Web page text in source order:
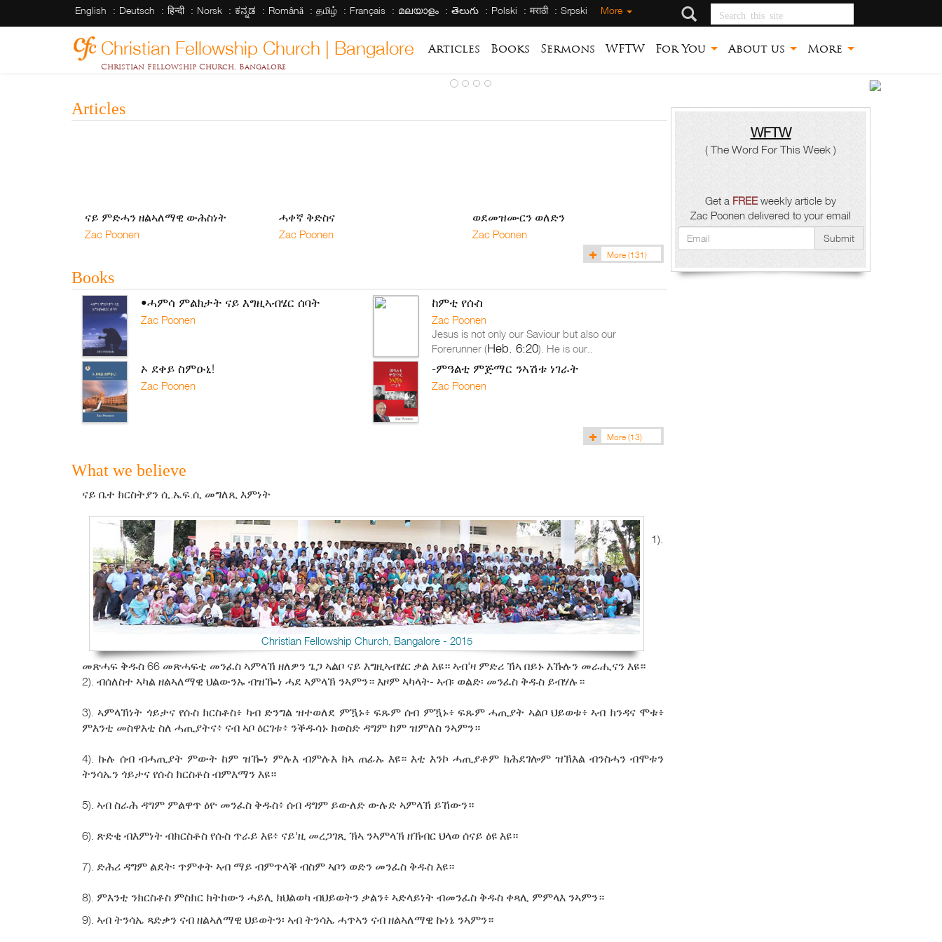
English Deutsch हिन्दी Norsk ಕನ್ನಡ Română தமிழ் Français മലയാളം తెలుగు Polski मराठी Srpski More Search this site
Christian Fellowship Church | Bangalore
Christian Fellowship Church, Bangalore
Articles Books Sermons WFTW For You About us More
Articles
ናይ ምድሓን ዘልኣለማዊ ውሕስነት
Zac Poonen
ሓቀኛ ቅድስና
Zac Poonen
ወደመዝሙርን ወለድን
Zac Poonen
More (131)
Books
•ሓምሳ ምልክታት ናይ እግዚኣብሄር ሰባት
Zac Poonen
ከምቲ የሱስ
Zac Poonen
Jesus is not only our Saviour but also our
Forerunner (Heb. 6:20). He is our..
ኦ ደቀይ ስምዑኒ!
Zac Poonen
-ምዓልቲ ምጅማር ንኣሽቱ ነገራት
Zac Poonen
More (13)
What we believe
ናይ ቤተ ክርስትያን ሲ.ኤፍ.ሲ መግለጺ እምነት
Christian Fellowship Church, Bangalore - 2015
1).
መጽሓፍ ቅዱስ 66 መጽሓፍቲ መንፈስ ኣምላኽ ዘለዎን ጌጋ ኣልቦ ናይ እግዚኣብሄር ቃል እዩ። ኣብ'ዛ ምድሪ ኽኣ በይኑ እኹሉን መራሒናን እዩ።
2). ብሰለስተ ኣካል ዘልኣለማዊ ህልውንኡ ብዝዀነ ሓደ ኣምላኽ ንኣምን። እዞም ኣካላት- ኣብ፡ ወልድ፡ መንፈስ ቅዱስ ይብሃሉ።
3). ኣምላኽነት ጎይታና የሱስ ክርስቶስ፥ ካብ ድንግል ዝተወለደ ምዃኑ፥ ፍጹም ሰብ ምዃኑ፥ ፍጹም ሓጢያት ኣልቦ ህይወቱ፥ ኣብ ክንዳና ሞቱ፥
ምእንቲ መስዋእቲ ስለ ሓጢያትና፥ ናብ ኣቦ ዕርገቱ፥ ንቕዱሳኑ ክወስድ ዳግም ከም ዝምለስ ንኣምን።
4). ኩሉ ሰብ ብሓጢያት ምውት ከም ዝዀነ ምሉእ ብምሉእ ክኣ ጠፊኡ እዩ። እቲ እንኮ ሓጢያቶም ክሕደገሎም ዝኽእል ብንስሓን ብሞቱን
ትንሳኤን ጎይታና የሱስ ክርስቶስ ብምእማን እዩ።
5). ኣብ ስራሕ ዳግም ምልዋጥ ዕዮ መንፈስ ቅዱስ፥ ሰብ ዳግም ይውለድ ውሉድ ኣምላኽ ይኸውን።
6). ጽድቂ ብእምነት ብክርስቶስ የሱስ ጥራይ እዩ፥ ናይ'ዚ መረጋገጺ ኽኣ ንኣምላኽ ዘኽብር ህላወ ሰናይ ዕዩ እዩ።
7). ድሕሪ ዳግም ልደት፡ ጥምቀት ኣብ ማይ ብምጥላቕ ብስም ኣቦን ወድን መንፈስ ቅዱስ እዩ።
8). ምእንቲ ንክርስቶስ ምስክር ክትከውን ሓይሊ ክህልወካ ብህይወትን ቃልን፥ ኣድላይነት ብመንፈስ ቅዱስ ቀጻሊ ምምላእ ንኣምን።
9). ኣብ ትንሳኤ ጻድቃን ናብ ዘልኣለማዊ ህይወትን፡ ኣብ ትንሳኤ ሓጥኣን ናብ ዘልኣለማዊ ኩነኔ ንኣምን።
WFTW
( The Word For This Week )
Get a FREEweekly article by
Zac Poonen delivered to your email
Submit